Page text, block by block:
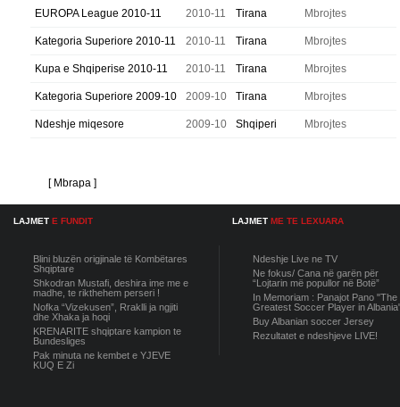
EUROPA League 2010-11 2010-11 Tirana Mbrojtes
Kategoria Superiore 2010-11 2010-11 Tirana Mbrojtes
Kupa e Shqiperise 2010-11 2010-11 Tirana Mbrojtes
Kategoria Superiore 2009-10 2009-10 Tirana Mbrojtes
Ndeshje miqesore 2009-10 Shqiperi Mbrojtes
[ Mbrapa ]
LAJMET E FUNDIT
Blini bluzën origjinale të Kombëtares
Shqiptare
Shkodran Mustafi, deshira ime me e
madhe, te rikthehem perseri !
Nofka “Vizekusen”, Rraklli ja ngjiti
dhe Xhaka ja hoqi
KRENARITE shqiptare kampion te
Bundesliges
Pak minuta ne kembet e YJEVE
KUQ E Zi
LAJMET ME TE LEXUARA
Ndeshje Live ne TV
Ne fokus/ Cana në garën për
“Lojtarin më popullor në Botë”
In Memoriam : Panajot Pano "The
Greatest Soccer Player in
Buy Albanian soccer Jersey
Rezultatet e ndeshjeve LIVE!